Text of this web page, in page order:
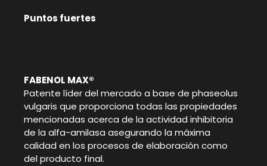
Puntos fuertes
FABENOL MAX®
Patente líder del mercado a base de phaseolus
vulgaris que proporciona todas las propiedades
mencionadas acerca de la actividad inhibitoria
de la alfa-amilasa asegurando la máxima
calidad en los procesos de elaboración como
del producto final.